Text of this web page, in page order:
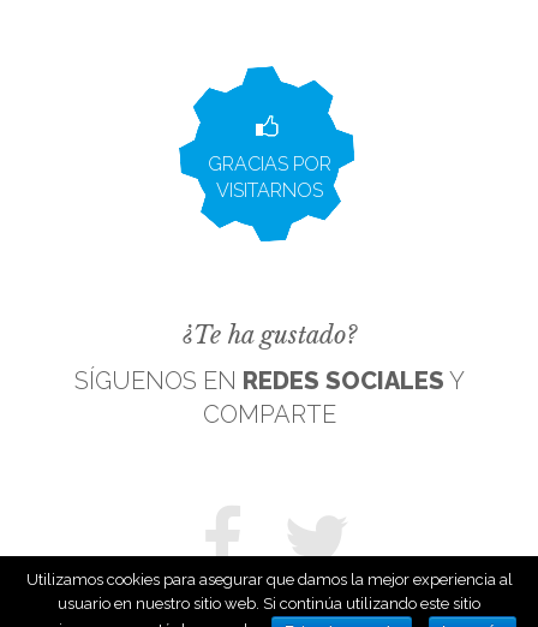
GRACIAS POR
VISITARNOS
¿Te ha gustado?
SÍGUENOS EN REDES SOCIALES Y
COMPARTE
Utilizamos cookies para asegurar que damos la mejor experiencia al
usuario en nuestro sitio web. Si continúa utilizando este sitio